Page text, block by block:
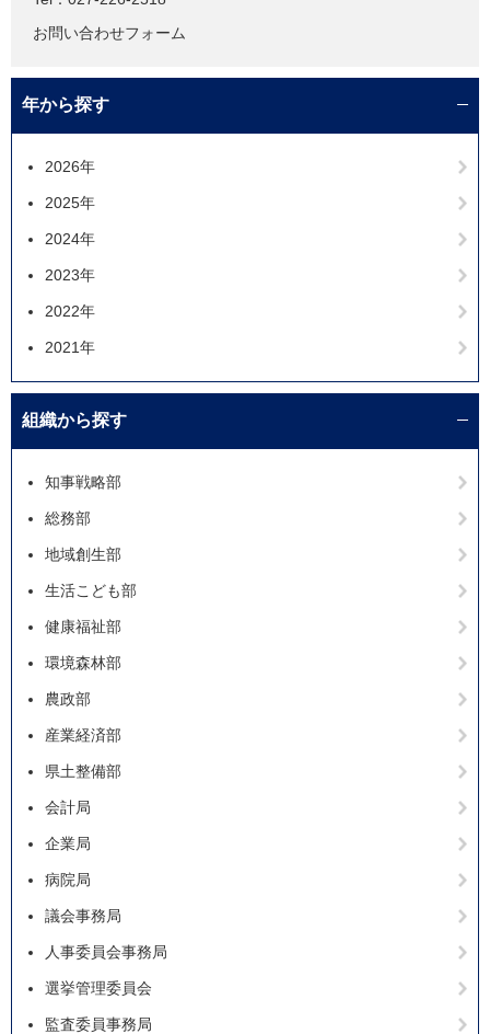
お問い合わせフォーム
年から探す
2026年
2025年
2024年
2023年
2022年
2021年
組織から探す
知事戦略部
総務部
地域創生部
生活こども部
健康福祉部
環境森林部
農政部
産業経済部
県土整備部
会計局
企業局
病院局
議会事務局
人事委員会事務局
選挙管理委員会
監査委員事務局